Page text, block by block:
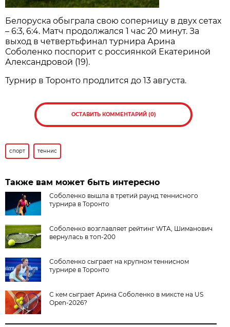
Белоруска обыграла свою соперницу в двух сетах
– 6:3, 6:4. Матч продолжался 1 час 20 минут. За
выход в четвертьфинал турнира Арина
Соболенко поспорит с россиянкой Екатериной
Александровой (19).
Турнир в Торонто продлится до 13 августа.
ОСТАВИТЬ КОММЕНТАРИЙ (0)
спорт теннис
Также вам может быть интересно
Соболенко вышла в третий раунд теннисного
турнира в Торонто
Соболенко возглавляет рейтинг WTA, Шиманович
вернулась в топ-200
Соболенко сыграет на крупном теннисном
турнире в Торонто
С кем сыграет Арина Соболенко в миксте на US
Open-2026?